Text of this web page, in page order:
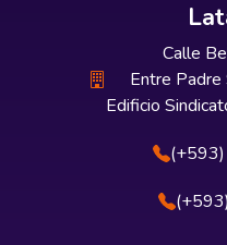
Calle
Entre Padre
Edificio